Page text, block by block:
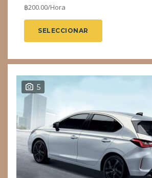
฿200.00/Hora
SELECCIONAR
5